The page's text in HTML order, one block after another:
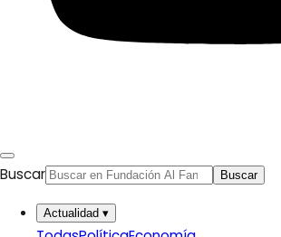
Buscar Buscar
Actualidad ▾